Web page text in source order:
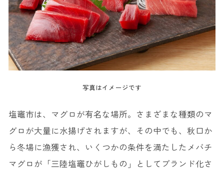
写真はイメージです
塩竈市は、マグロが有名な場所。さまざまな種類のマ
グロが大量に水揚げされますが、その中でも、秋口か
ら冬場に漁獲され、いくつかの条件を満たしたメバチ
マグロが「三陸塩竈ひがしもの」としてブランド化さ